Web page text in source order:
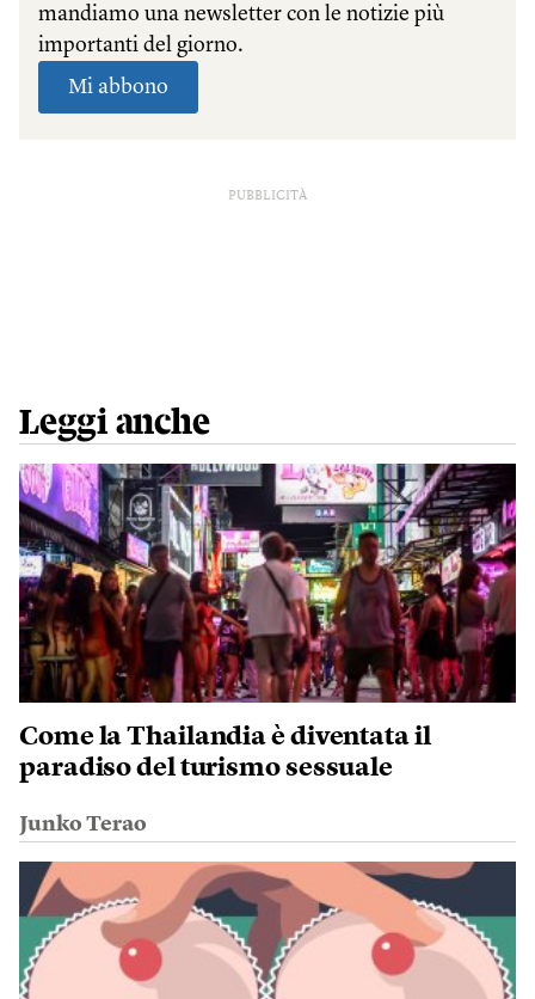
PUBBLICITÀ
Leggi anche
Come la Thailandia è diventata il
paradiso del turismo sessuale
Junko Terao